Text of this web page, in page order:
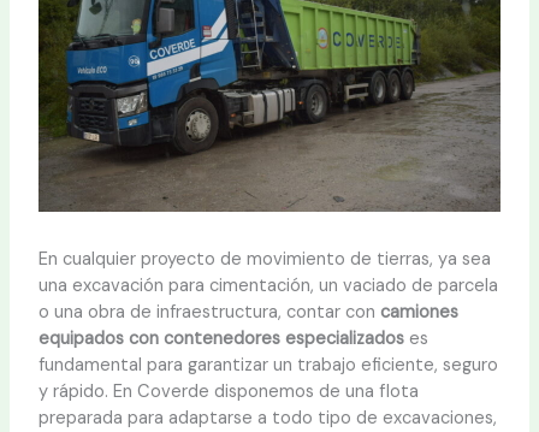
En cualquier proyecto de movimiento de tierras, ya sea
una excavación para cimentación, un vaciado de parcela
o una obra de infraestructura, contar con camiones
equipados con contenedores especializadoses
fundamental para garantizar un trabajo eficiente, seguro
y rápido. En Coverde disponemos de una flota
preparada para adaptarse a todo tipo de excavaciones,